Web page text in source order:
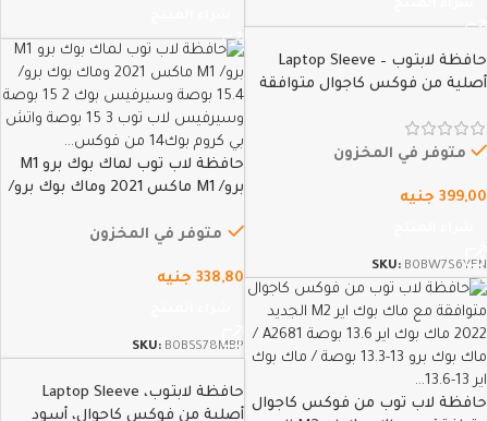
حافظة لابتوب – Laptop Sleeve
أصلية من فوكس كاجوال متوافقة
13” ، (M1 / M2 / A2338 / A2251 /
A2289 / A2159 / A1989 /…
متوفر في المخزون
399,00 جنيه
SKU: B0BW7S6YFN
حافظة لاب توب لماك بوك برو M1
برو/ M1 ماكس 2021 وماك بوك برو/
فوكس…
متوفر في المخزون
338,80 جنيه
SKU: B0BSS78MBP
حافظة لاب توب من فوكس كاجوال
حافظة لابتوب، Laptop Sleeve
أصلية من فوكس كاجوال، أسود